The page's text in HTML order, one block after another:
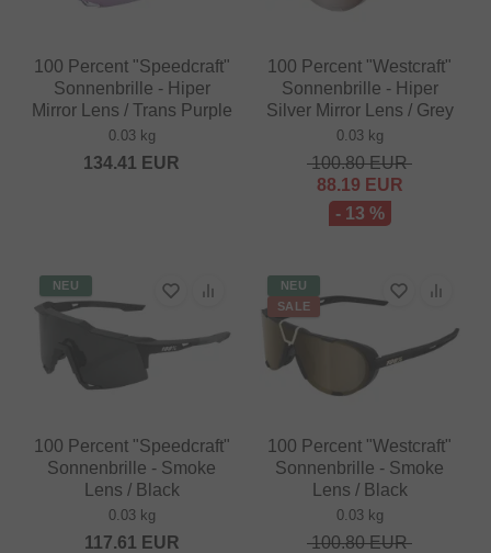
100 Percent "Speedcraft"
Sonnenbrille - Hiper
Mirror Lens / Trans Purple
0.03 kg
134.41 EUR
100 Percent "Westcraft"
Sonnenbrille - Hiper
Silver Mirror Lens / Grey
0.03 kg
100.80EUR
88.19 EUR
- 13 %
NEU
100 Percent "Speedcraft"
Sonnenbrille - Smoke
Lens / Black
0.03 kg
117.61 EUR
NEU
SALE
100 Percent "Westcraft"
Sonnenbrille - Smoke
Lens / Black
0.03 kg
100.80EUR